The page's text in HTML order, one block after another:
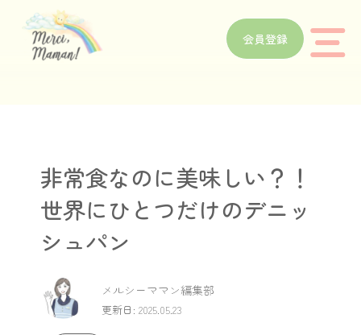
会員登録
非常食なのに美味しい？！
世界にひとつだけのデニッ
シュパン
メルシーママン編集部
更新日: 2025.05.23